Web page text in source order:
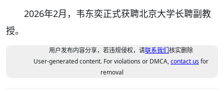
2026年2月，韦东奕正式获聘北京大学长聘副教
授。
用户发布内容分享，若违规侵权，请联系我们核实删除
User-generated content. For violations or DMCA,contact usfor
removal